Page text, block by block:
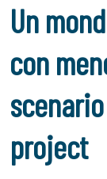
Un
con
project